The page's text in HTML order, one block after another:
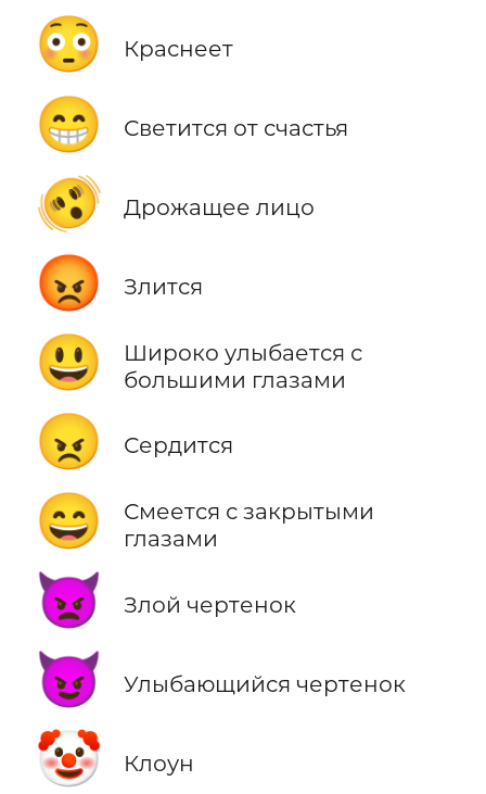
😳 Краснеет
😁 Светится от счастья
🫨 Дрожащее лицо
😡 Злится
😃
Широко улыбается с
большими глазами
😠 Сердится
😄
Смеется с закрытыми
глазами
👿 Злой чертенок
😈 Улыбающийся чертенок
🤡 Клоун